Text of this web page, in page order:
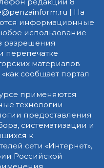
| На
информационные
использование
разрешения
перепечатке
материалов
сообщает портал
применяются
технологии
предоставления
систематизации и
к
сети «Интернет»,
Российской